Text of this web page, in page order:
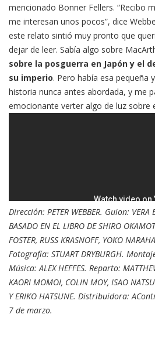
mencionado Bonner Fellers. “Recibo
me interesan unos pocos”, dice
este relato sintió muy pronto que
dejar de leer. Sabía algo sobre
sobre la posguerra en Japón y el
su imperio. Pero había esa pequeña
historia nunca antes abordada, y me
emocionante verter algo de luz sobre
Dirección: PETER WEBBER. Guion: VERA
BASADO EN EL LIBRO DE SHIRO
FOSTER, RUSS KRASNOFF, YOKO
Fotografía: STUART DRYBURGH.
Música: ALEX HEFFES. Reparto:
KAORI MOMOI, COLIN MOY, ISAO
Y ERIKO HATSUNE. Distribuidora:
7 de marzo.